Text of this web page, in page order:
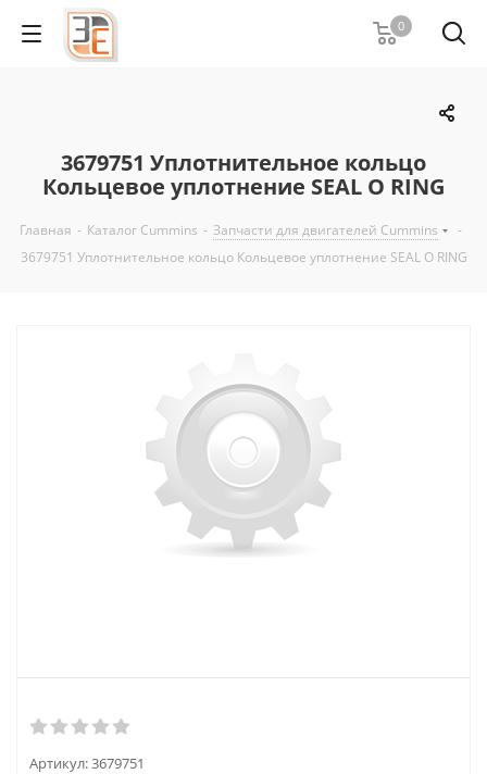
0
3679751 Уплотнительное кольцо
Кольцевое уплотнение SEAL O RING
Главная - Каталог Cummins - Запчасти для двигателей Cummins
-
3679751 Уплотнительное кольцо Кольцевое уплотнение SEAL O RING
Артикул:3679751